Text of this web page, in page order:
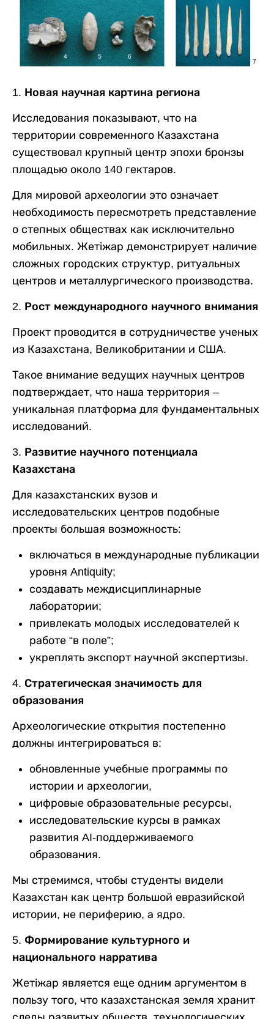
1. Новая научная картина региона
Исследования показывают, что на
территории современного Казахстана
существовал крупный центр эпохи бронзы
площадью около 140 гектаров.
Для мировой археологии это означает
необходимость пересмотреть представление
о степных обществах как исключительно
мобильных. Жетіжар демонстрирует наличие
сложных городских структур, ритуальных
центров и металлургического производства.
2. Рост международного научного внимания
Проект проводится в сотрудничестве ученых
из Казахстана, Великобритании и США.
Такое внимание ведущих научных центров
подтверждает, что наша территория –
уникальная платформа для фундаментальных
исследований.
3. Развитие научного потенциала
Казахстана
Для казахстанских вузов и
исследовательских центров подобные
проекты большая возможность:
включаться в международные публикации
уровня Antiquity;
создавать междисциплинарные
лаборатории;
привлекать молодых исследователей к
работе “в поле”;
укреплять экспорт научной экспертизы.
4. Стратегическая значимость для
образования
Археологические открытия постепенно
должны интегрироваться в:
обновленные учебные программы по
истории и археологии,
цифровые образовательные ресурсы,
исследовательские курсы в рамках
развития AI-поддерживаемого
образования.
Мы стремимся, чтобы студенты видели
Казахстан как центр большой евразийской
истории, не периферию, а ядро.
5. Формирование культурного и
национального нарратива
Жетіжар является еще одним аргументом в
пользу того, что казахстанская земля хранит